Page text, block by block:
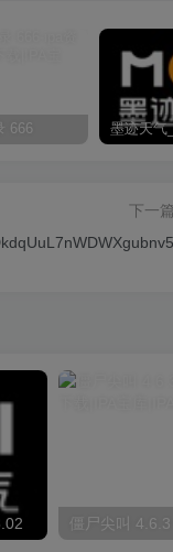
666
下一
僵尸尖叫 4.6.3